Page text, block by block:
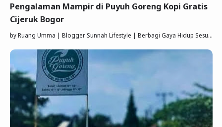
Pengalaman Mampir di Puyuh Goreng Kopi Gratis
Cijeruk Bogor
byRuang Umma | Blogger Sunnah Lifestyle | Berbagi Gaya Hidup Sesuai Quran Sunnah